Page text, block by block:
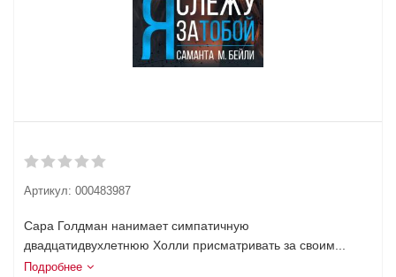
Артикул: 000483987
Сара Голдман нанимает симпатичную
двадцатидвухлетнюю Холли присматривать за своим...
Подробнее